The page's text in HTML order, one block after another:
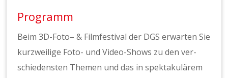
Programm
Beim 3D-Foto– & Film­fes­ti­val der DGS erwarten Sie
kurzweilige Foto- und Video-Shows zu den ver­
schieden­sten The­men und das in spek­takulärem